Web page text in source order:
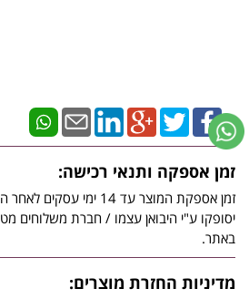
זמן אספקה ותנאי רכישה:
זמן אספקת המוצר עד 14
יסופקו ע"י היבואן עצמו / חברת משלוחים
באתר.
מדיניות החזרת מוצרים: